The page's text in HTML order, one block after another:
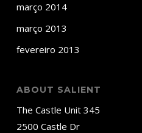
março 2014
março 2013
fevereiro 2013
ABOUT SALIENT
The Castle Unit 345
2500 Castle Dr